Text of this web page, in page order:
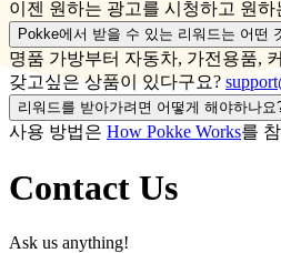
이젠 원하는 광고를 시청하고 원
Pokke에서 받을 수 있는 리워드는 어떤
명품 가방부터 자동차, 가전용품,
갖고싶은 상품이 있다구요?
리워드를 받아가려면 어떻게 해야하나요
사용 방법은 How Pokke Works를
Contact Us
Ask us anything!